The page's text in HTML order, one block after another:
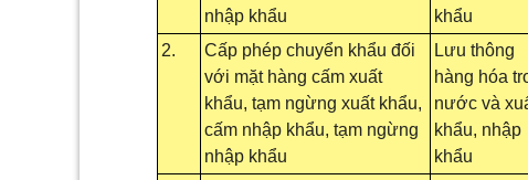
nhập khẩu
khẩu
2.
Cấp phép chuyển khẩu đối
với mặt hàng cấm xuất
khẩu, tạm ngừng xuất khẩu,
cấm nhập khẩu, tạm ngừng
nhập khẩu
Lưu thông
hàng hóa
nước và
khẩu, nhập
khẩu